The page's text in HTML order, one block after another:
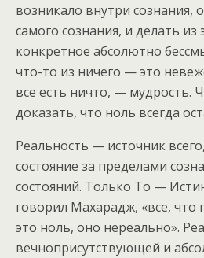
возникало внутри сознания,
самого сознания, и делать из
конкретное абсолютно
что-то из ничего — это
все есть ничто, — мудрость.
доказать, что ноль всегда
Реальность — источник
состояние за пределами
состояний. Только То —
говорил Махарадж, «все,
это ноль, оно нереально».
вечноприсутствующей и